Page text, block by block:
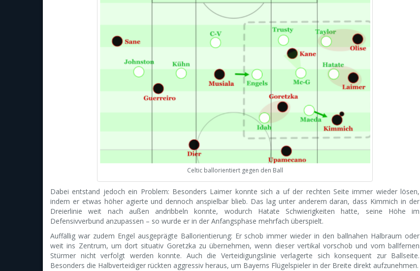
Celtic ballorientiert gegen den Ball
Dabei entstand jedoch ein Problem: Besonders Laimer konnte sich a uf der rechten Seite immer wieder lösen,
indem er etwas höher agierte und dennoch anspielbar blieb. Das lag unter anderem daran, dass Kimmich in der
Dreierlinie weit nach außen andribbeln konnte, wodurch Hatate Schwierigkeiten hatte, seine Höhe im
Defensivverbund anzupassen – so wurde er in der Anfangsphase mehrfach überspielt.
Auffällig war zudem Engel ausgeprägte Ballorientierung: Er schob immer wieder in den ballnahen Halbraum oder
weit ins Zentrum, um dort situativ Goretzka zu übernehmen, wenn dieser vertikal vorschob und vom ballfernen
Stürmer nicht verfolgt werden konnte. Auch die Verteidigungslinie verlagerte sich konsequent zur Ballseite.
Besonders die Halbverteidiger rückten aggressiv heraus, um Bayerns Flügelspieler in der Breite direkt aufzunehmen.